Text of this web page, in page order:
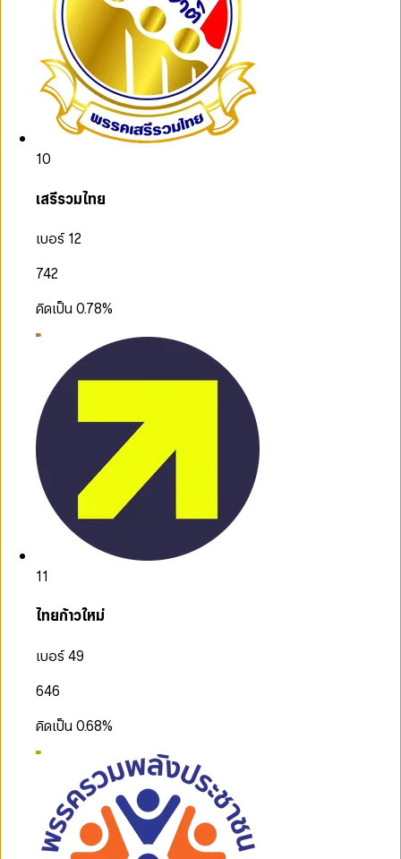
10
เสรีรวมไทย
เบอร์ 12
742
คิดเป็น0.78%
11
ไทยก้าวใหม่
เบอร์ 49
646
คิดเป็น0.68%